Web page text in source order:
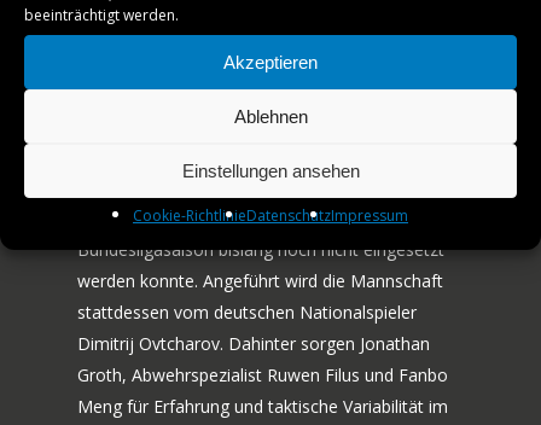
beeinträchtigt werden.
Akzeptieren
Ablehnen
Einstellungen ansehen
Cookie-RichtlinieDatenschutzImpressum
dass Fulda zwar immer wieder einzelne
Erfolgserlebnisse verbuchen konnte, insgesamt
dürfte auch der verletzungsbedingte Ausfall des
Taiwanesen Cheng-Jui Kao sein, der in dieser
Bundesligasaison bislang noch nicht eingesetzt
werden konnte. Angeführt wird die Mannschaft
stattdessen vom deutschen Nationalspieler
Dimitrij Ovtcharov. Dahinter sorgen Jonathan
Groth, Abwehrspezialist Ruwen Filus und Fanbo
Meng für Erfahrung und taktische Variabilität im
PARTNER
JOBS
KONTAKT